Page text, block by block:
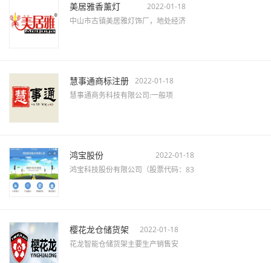
美居雅香薰灯
2022-01-18
中山市古镇美居雅灯饰厂，地处经济
慧事通商标注册 2022-01-18
慧事通商务科技有限公司:一般项
鸿宝股份
2022-01-18
鸿宝科技股份有限公司（股票代码：83
樱花龙仓储货架
2022-01-18
花龙智能仓储货架主要生产销售安